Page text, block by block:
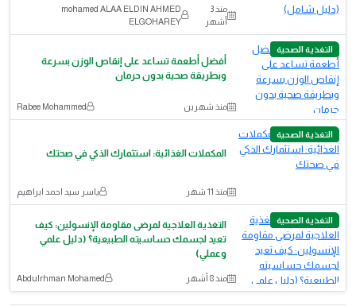
منذ 3
أشهر
mohamed ALAA ELDIN AHMED
ELGOHAREY
التغذية الصحية
أفضل أطعمة تساعد على إنقاص الوزن بسرعة
وبطريقة صحية بدون حرمان
منذ شهرين Rabee Mohammed
التغذية الصحية
المكملات الغذائية: استثمارك الذكي في صحتك
منذ 11 شهر ياسر سيد احمد ابراهيم
التغذية الصحية
التغذية العلاجية لمرضى مقاومة الإنسولين: كيف
تعيد لجسمك حساسيته الطبيعية؟ (دليل علمي
وعملي)
منذ 8 أشهر Abdulrhman Mohamed